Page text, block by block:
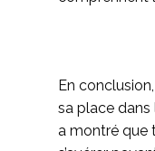
En
sa place dans
a montré que